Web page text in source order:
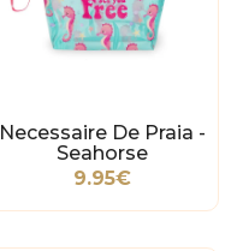
Necessaire De Praia -
Seahorse
9.95€